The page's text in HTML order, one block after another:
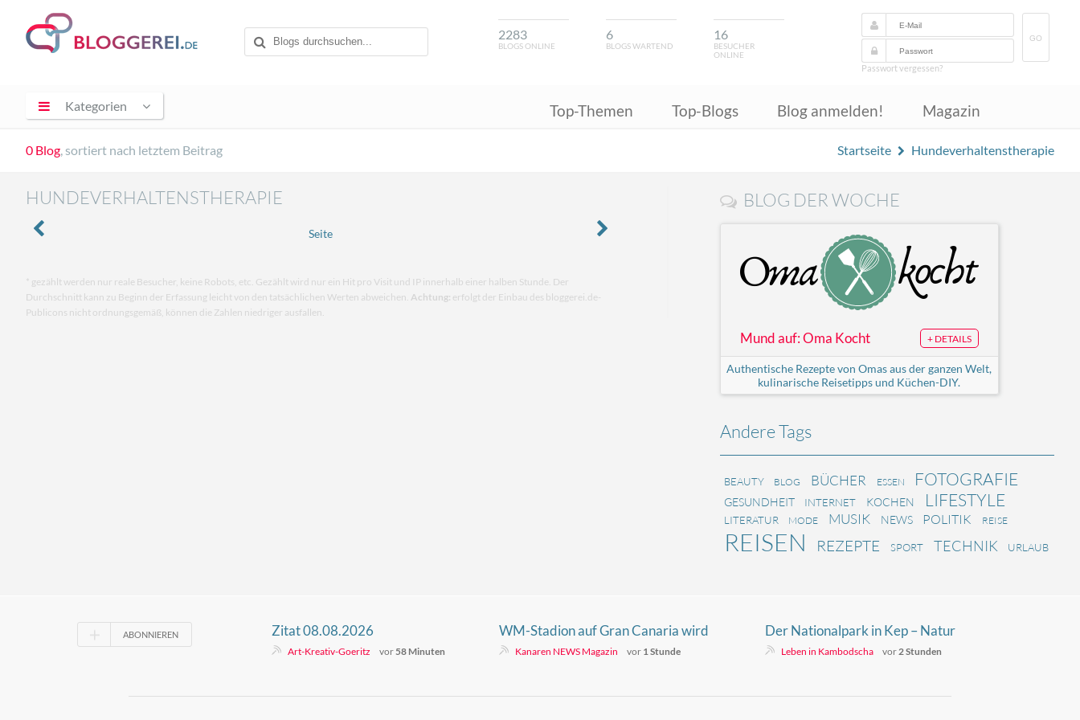
2283
BLOGS ONLINE
6
BLOGS WARTEND
16
BESUCHER
ONLINE
GO
Passwort vergessen?
Kategorien Top-Themen Top-Blogs Blog anmelden! Magazin
0 Blog, sortiert nach letztem Beitrag Startseite Hundeverhaltenstherapie
HUNDEVERHALTENSTHERAPIE
Seite
* gezählt werden nur reale Besucher, keine Robots, etc. Gezählt wird nur ein Hit pro Visit und IP innerhalb einer halben Stunde. Der
Durchschnitt kann zu Beginn der Erfassung leicht von den tatsächlichen Werten abweichen. Achtung: erfolgt der Einbau des bloggerei.de-
Publicons nicht ordnungsgemäß, können die Zahlen niedriger ausfallen.
BLOG DER WOCHE
Mund auf: Oma Kocht + DETAILS
Authentische Rezepte von Omas aus der ganzen Welt,
kulinarische Reisetipps und Küchen-DIY.
Andere Tags
BEAUTY BLOG BÜCHER ESSEN FOTOGRAFIE
GESUNDHEIT INTERNET KOCHEN LIFESTYLE
LITERATUR MODE MUSIK NEWS POLITIK REISE
REISEN REZEPTE SPORT TECHNIK URLAUB
ABONNIEREN Zitat 08.08.2026
Art-Kreativ-Goeritz vor58 Minuten
WM-Stadion auf Gran Canaria wird
60 Mio. Euro teurer
Kanaren NEWS Magazin vor 1 Stunde
Der Nationalpark in Kep – Natur
purLeben in Kambodscha vor2 Stunden